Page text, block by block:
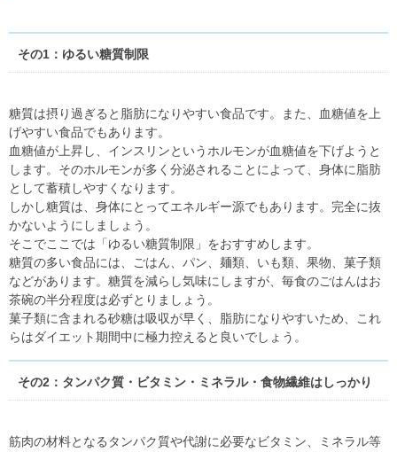
その1：ゆるい糖質制限
糖質は摂り過ぎると脂肪になりやすい食品です。また、血糖値を上
げやすい食品でもあります。
血糖値が上昇し、インスリンというホルモンが血糖値を下げようと
します。そのホルモンが多く分泌されることによって、身体に脂肪
として蓄積しやすくなります。
しかし糖質は、身体にとってエネルギー源でもあります。完全に抜
かないようにしましょう。
そこでここでは「ゆるい糖質制限」をおすすめします。
糖質の多い食品には、ごはん、パン、麺類、いも類、果物、菓子類
などがあります。糖質を減らし気味にしますが、毎食のごはんはお
茶碗の半分程度は必ずとりましょう。
菓子類に含まれる砂糖は吸収が早く、脂肪になりやすいため、これ
らはダイエット期間中に極力控えると良いでしょう。
その2：タンパク質・ビタミン・ミネラル・食物繊維はしっかり
筋肉の材料となるタンパク質や代謝に必要なビタミン、ミネラル等